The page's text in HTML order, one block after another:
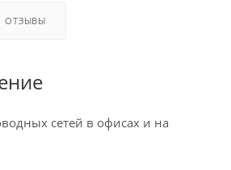
ОТЗЫВЫ
сетей в офисах и на